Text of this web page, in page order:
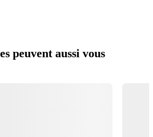
peuvent aussi vous